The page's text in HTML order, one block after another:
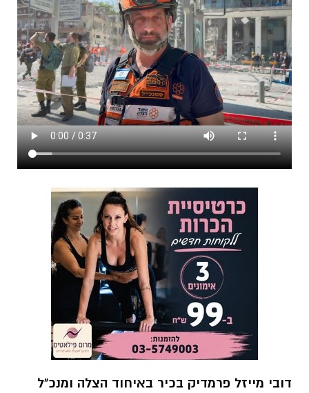
דובי מייזל פרמדיק בכיר באיחוד הצלה ומנכ"ל